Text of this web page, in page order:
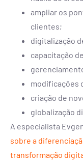
ampliar os
clientes;
digitalização
capacitação
modificações
criação de
globalização
A especialista
sobre a
transformação